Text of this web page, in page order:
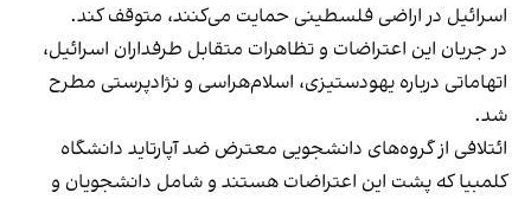
اسرائیل در اراضی فلسطینی حمایت می‌کنند، متوقف کند.
در جریان این اعتراضات و تظاهرات متقابل طرفداران اسرائیل،
اتهاماتی درباره یهودستیزی، اسلام‌هراسی و نژادپرستی مطرح
شد.
ائتلافی از گروه‌های دانشجویی معترض ضد آپارتاید دانشگاه
کلمبیا که پشت این اعتراضات هستند و شامل دانشجویان و